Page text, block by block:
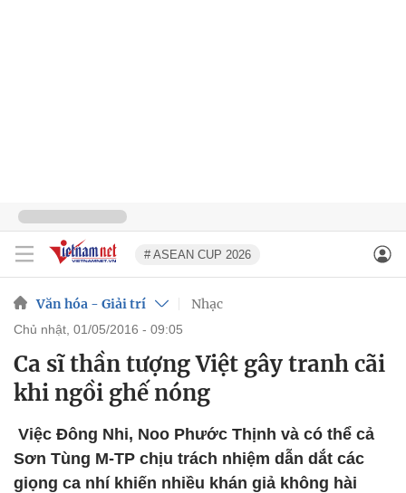
# ASEAN CUP 2026
Văn hóa - Giải trí Nhạc
chủ nhật, 01/05/2016 - 09:05
Ca sĩ thần tượng Việt gây tranh cãi
khi ngồi ghế nóng
Việc Đông Nhi, Noo Phước Thịnh và có thể cả
Sơn Tùng M-TP chịu trách nhiệm dẫn dắt các
giọng ca nhí khiến nhiều khán giả không hài